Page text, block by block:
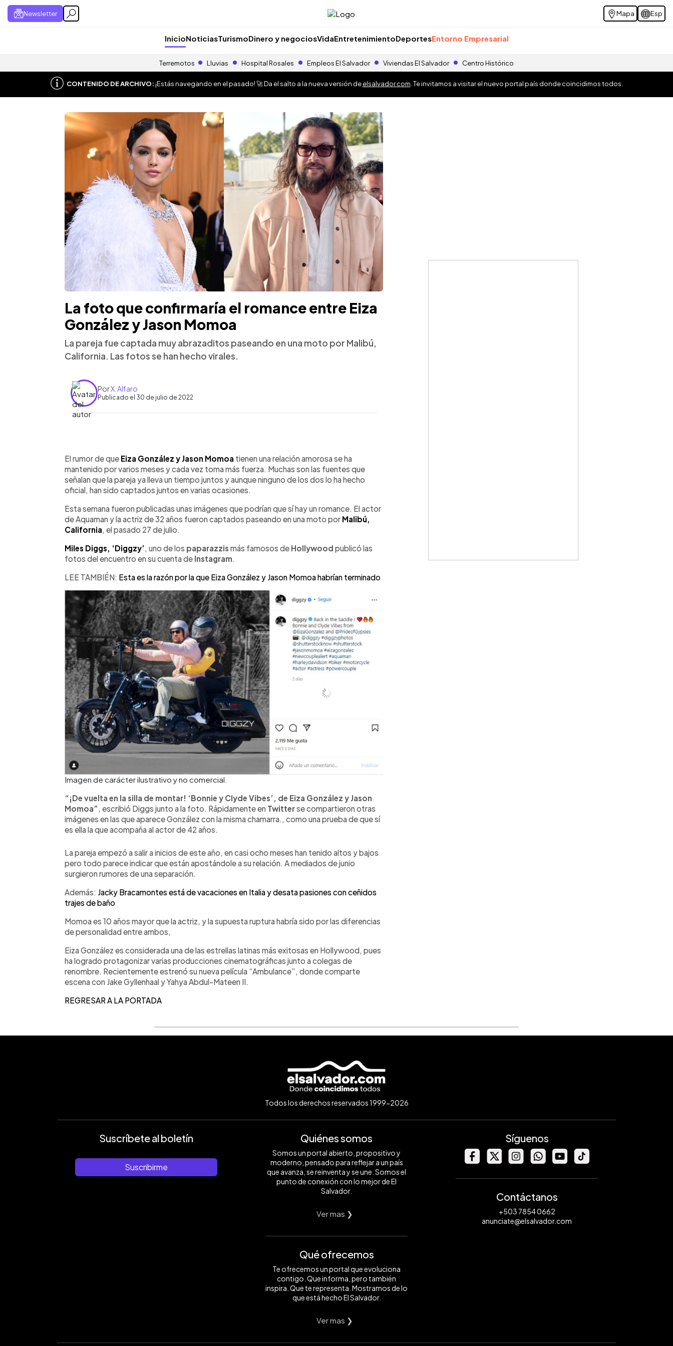
Newsletter Mapa Esp
InicioNoticiasTurismoDinero y negociosVidaEntretenimientoDeportesEntorno Empresarial
Terremotos Lluvias Hospital Rosales Empleos El Salvador Viviendas El Salvador Centro Histórico
CONTENIDO DE ARCHIVO:¡Estás navegando en el pasado! 🚀 Da el salto a la nueva versión deelsalvador.com . Te invitamos a visitar el nuevo portal país donde coincidimos todos.
La foto que confirmaría el romance entre Eiza
González y Jason Momoa
La pareja fue captada muy abrazaditos paseando en una moto por Malibú,
California. Las fotos se han hecho virales.
PorX. Alfaro
Publicado el 30 de julio de 2022
► Escuchar artículo
El rumor de que Eiza González y Jason Momoa tienen una relación amorosa se ha
mantenido por varios meses y cada vez toma más fuerza. Muchas son las fuentes que
señalan que la pareja ya lleva un tiempo juntos y aunque ninguno de los dos lo ha hecho
oficial, han sido captados juntos en varias ocasiones.
Esta semana fueron publicadas unas imágenes que podrían que sí hay un romance. El actor
de Aquaman y la actriz de 32 años fueron captados paseando en una moto por Malibú,
California , el pasado 27 de julio.
Miles Diggs, ‘Diggzy’ , uno de los paparazzis más famosos de Hollywood publicó las
fotos del encuentro en su cuenta de Instagram
LEE TAMBIÉN: Esta es la razón por la que Eiza González y Jason Momoa habrían terminado
Imagen de carácter ilustrativo y no comercial.
“¡De vuelta en la silla de montar! ‘Bonnie y Clyde Vibes’, de Eiza González y Jason
Momoa”, escribió Diggs junto a la foto. Rápidamente en Twitterse compartieron otras
imágenes en las que aparece González con la misma chamarra., como una prueba de que sí
es ella la que acompaña al actor de 42 años.
La pareja empezó a salir a inicios de este año, en casi ocho meses han tenido altos y bajos
pero todo parece indicar que están apostándole a su relación. A mediados de junio
surgieron rumores de una separación.
Además: Jacky Bracamontes está de vacaciones en Italia y desata pasiones con ceñidos
trajes de baño
Momoa es 10 años mayor que la actriz, y la supuesta ruptura habría sido por las diferencias
de personalidad entre ambos,
Eiza González es considerada una de las estrellas latinas más exitosas en Hollywood, pues
ha logrado protagonizar varias producciones cinematográficas junto a colegas de
renombre. Recientemente estrenó su nueva película “Ambulance”, donde comparte
escena con Jake Gyllenhaal y Yahya Abdul-Mateen II.
REGRESAR A LA PORTADA
Todos los derechos reservados 1999-2026
Suscríbete al boletín
Suscribirme
Quiénes somos
Somos un portal abierto, propositivo y
moderno, pensado para reflejar a un país
que avanza, se reinventa y se une. Somos el
punto de conexión con lo mejor de El
Salvador.
Ver mas ❯
Qué ofrecemos
Te ofrecemos un portal que evoluciona
contigo. Que informa, pero también
inspira. Que te representa. Mostramos de lo
que está hecho El Salvador.
Ver mas ❯
Síguenos
Contáctanos
+503 7854 0662
anunciate@elsalvador.com